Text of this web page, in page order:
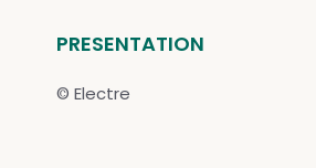
PRESENTATION
© Electre